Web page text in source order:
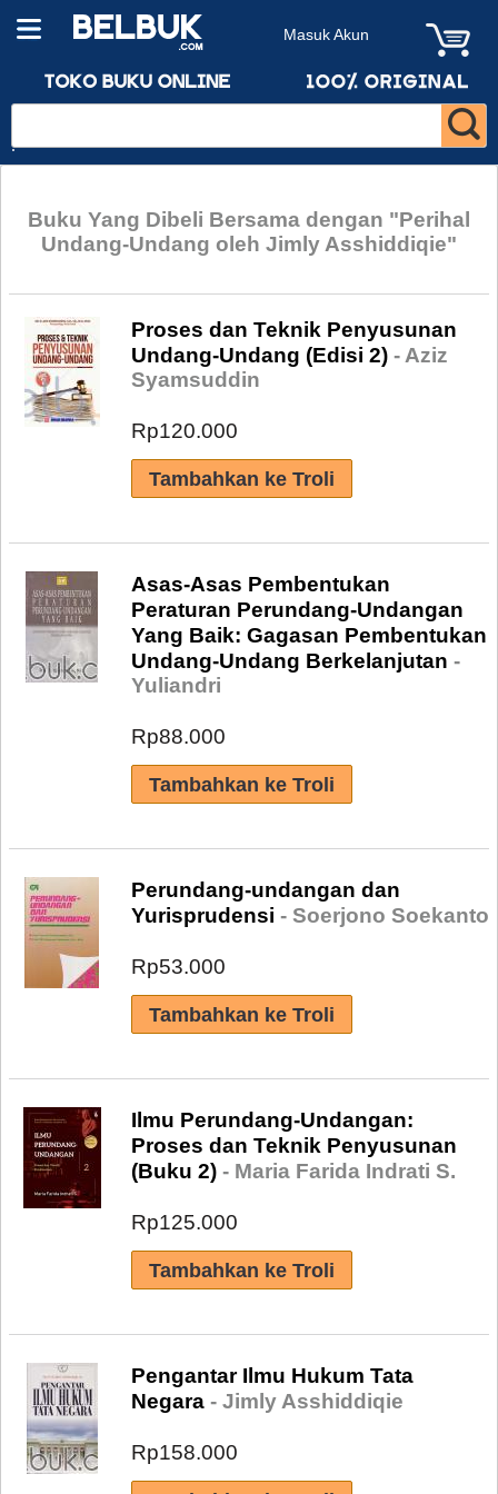
Masuk Akun
Buku Yang Dibeli Bersama dengan "Perihal
Undang-Undang oleh Jimly Asshiddiqie"
Proses dan Teknik Penyusunan
Undang-Undang (Edisi 2) - Aziz
Syamsuddin
Rp120.000
Asas-Asas Pembentukan
Peraturan Perundang-Undangan
Yang Baik: Gagasan Pembentukan
Undang-Undang Berkelanjutan -
Yuliandri
Rp88.000
Perundang-undangan dan
Yurisprudensi - Soerjono Soekanto
Rp53.000
Ilmu Perundang-Undangan:
Proses dan Teknik Penyusunan
(Buku 2) - Maria Farida Indrati S.
Rp125.000
Pengantar Ilmu Hukum Tata
Negara - Jimly Asshiddiqie
Rp158.000